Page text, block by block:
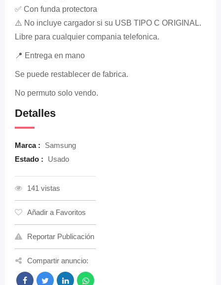
✅ Con funda protectora
⚠️ No incluye cargador si su USB TIPO C ORIGINAL.
Libre para cualquier compania telefonica.
📍 Entrega en mano
Se puede restablecer de fabrica.
No permuto solo vendo.
Detalles
Marca :
Samsung
Estado :
Usado
141 vistas
Añadir a Favoritos
Reportar Publicación
Compartir anuncio: